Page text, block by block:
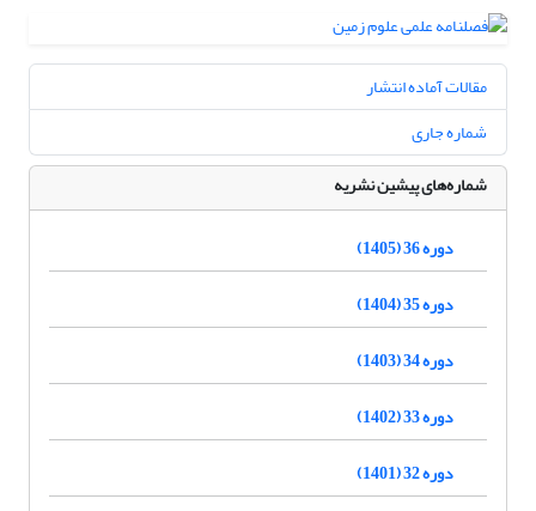
مقالات آماده انتشار
شماره جاری
شماره‌های پیشین نشریه
دوره 36 (1405)
دوره 35 (1404)
دوره 34 (1403)
دوره 33 (1402)
دوره 32 (1401)